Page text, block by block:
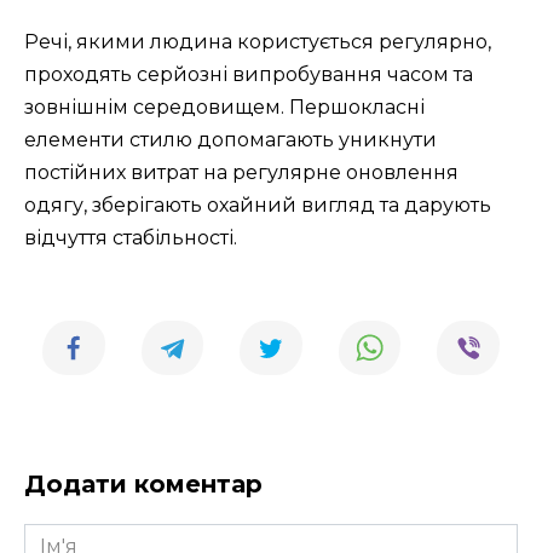
Речі, якими людина користується регулярно,
проходять серйозні випробування часом та
зовнішнім середовищем. Першокласні
елементи стилю допомагають уникнути
постійних витрат на регулярне оновлення
одягу, зберігають охайний вигляд та дарують
відчуття стабільності.
Додати коментар
Ім'я